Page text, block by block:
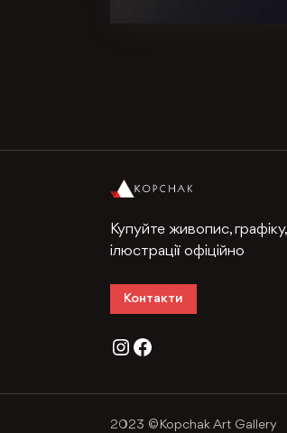
Купуйте живопис, графіку,
ілюстрації офіційно
Контакти
Instagram
Facebook
2023 ©Kopchak Art Gallery